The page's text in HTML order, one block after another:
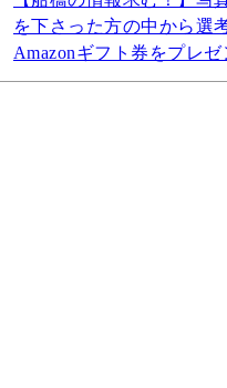
を下さった方の中から選
Amazonギフト券をプレゼ